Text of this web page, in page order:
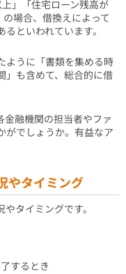
」「住宅ローン残高が
場合、借換えによって
といわれています。
ように「書類を集める時
」も含めて、総合的に借
金融機関の担当者やファ
がでしょうか。有益なア
やタイミング
タイミングです。
するとき